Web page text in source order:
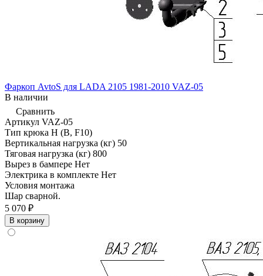
Фаркоп AvtoS для LADA 2105 1981-2010 VAZ-05
В наличии
Сравнить
Артикул VAZ-05
Тип крюка H (B, F10)
Вертикальная нагрузка (кг) 50
Тяговая нагрузка (кг) 800
Вырез в бампере Нет
Электрика в комплекте Нет
Условия монтажа
Шар сварной.
5 070 ₽
В корзину